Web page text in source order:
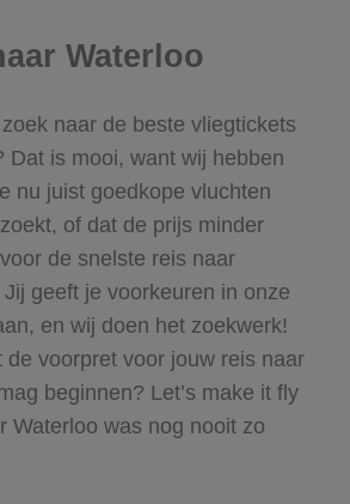
Waterloo
naar de beste vliegtickets
Dat is mooi, want wij hebben
nu juist goedkope vluchten
of dat de prijs minder
de snelste reis naar
geeft je voorkeuren in onze
en wij doen het zoekwerk!
de voorpret voor jouw reis naar
beginnen? Let’s make it fly
Waterloo was nog nooit zo